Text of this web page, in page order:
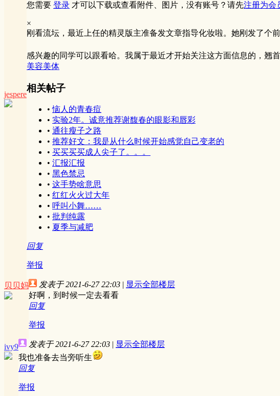
jespere
您需要 登录 才可以下载或查看附件、图片，没有账号？请先注册为会
×
刚看流坛，最近上任的精灵版主准备发文章指导化妆啦。她刚发了个前
感兴趣的同学可以跟看哈。我属于最近才开始关注这方面信息的，翘
美容美体
相关帖子
•恼人的青春痘
• 实验2年。诚意推荐谢馥春的眼影和唇彩
• 通往瘦子之路
• 推荐好文：我是从什么时候开始感觉自己变老的
• 买买买买成人尖子了。。。
• 汇报汇报
• 黑色禁忌
• 这手势啥意思
• 红红火火过大年
• 呼叫小舞……
• 批判纯露
• 夏季与减肥
回复
举报
贝贝妈 发表于 2021-6-27 22:03 | 显示全部楼层
好啊，到时候一定去看看
回复
举报
ivy9 发表于 2021-6-27 22:03 | 显示全部楼层
我也准备去当旁听生
回复
举报